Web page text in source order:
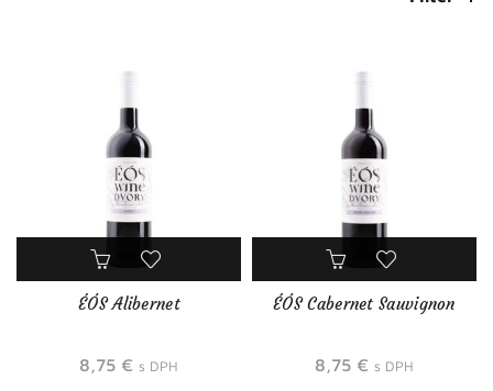
ÉÓS Alibernet
8,75 € s DPH
ÉÓS Cabernet Sauvignon
8,75 € s DPH